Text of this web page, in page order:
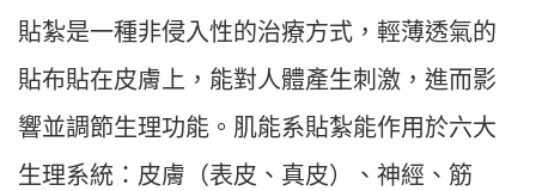
貼紮是一種非侵入性的治療方式，輕薄透氣的
貼布貼在皮膚上，能對人體產生刺激，進而影
響並調節生理功能。肌能系貼紮能作用於六大
生理系統：皮膚（表皮、真皮）、神經、筋